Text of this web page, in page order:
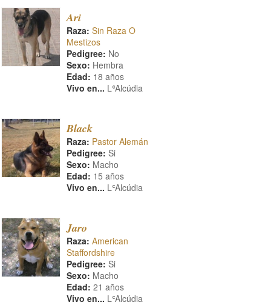
Ari
Raza: Sin Raza O
Mestizos
Pedigree: No
Sexo: Hembra
Edad: 18 años
Vivo en... LʿAlcúdia
Black
Raza: Pastor Alemán
Pedigree: Si
Sexo: Macho
Edad: 15 años
Vivo en... LʿAlcúdia
Jaro
Raza: American
Staffordshire
Pedigree: Si
Sexo: Macho
Edad: 21 años
Vivo en... LʿAlcúdia